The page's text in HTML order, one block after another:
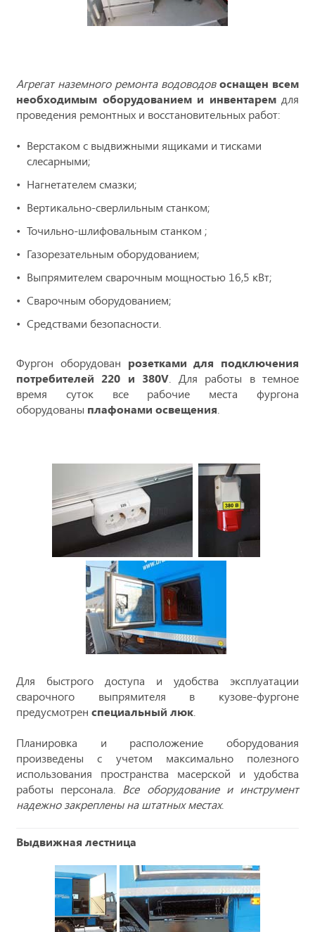
Агрегат наземного ремонта водоводов оснащен всем
необходимым оборудованием и инвентаремдля
проведения ремонтных и восстановительных работ:
Верстаком с выдвижными ящиками и тисками
слесарными;
Нагнетателем смазки;
Вертикально-сверлильным станком;
Точильно-шлифовальным станком ;
Газорезательным оборудованием;
Выпрямителем сварочным мощностью 16,5 кВт;
Сварочным оборудованием;
Средствами безопасности.
Фургон оборудован розетками для подключения
потребителей 220 и 380V. Для работы в темное
время суток все рабочие места фургона
оборудованы плафонами освещения.
Для быстрого доступа и удобства эксплуатации
сварочного выпрямителя в кузове-фургоне
предусмотрен специальный люк.
Планировка и расположение оборудования
произведены с учетом максимально полезного
использования пространства масерской и удобства
работы персонала. Все оборудование и инструмент
надежно закреплены на штатных местах.
Выдвижная лестница